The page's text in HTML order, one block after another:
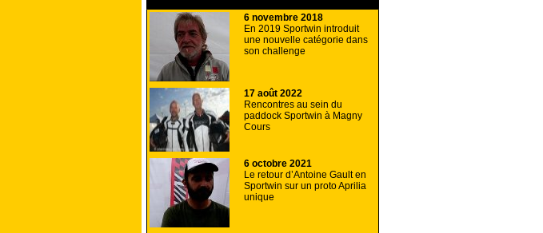
6 novembre 2018
En 2019 Sportwin introduit
une nouvelle catégorie dans
son challenge
17 août 2022
Rencontres au sein du
paddock Sportwin à Magny
Cours
6 octobre 2021
Le retour d’Antoine Gault en
Sportwin sur un proto Aprilia
unique